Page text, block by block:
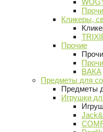
Кликеры,
Прочие
ВАКА
Предметы для
Предметы
Игрушки